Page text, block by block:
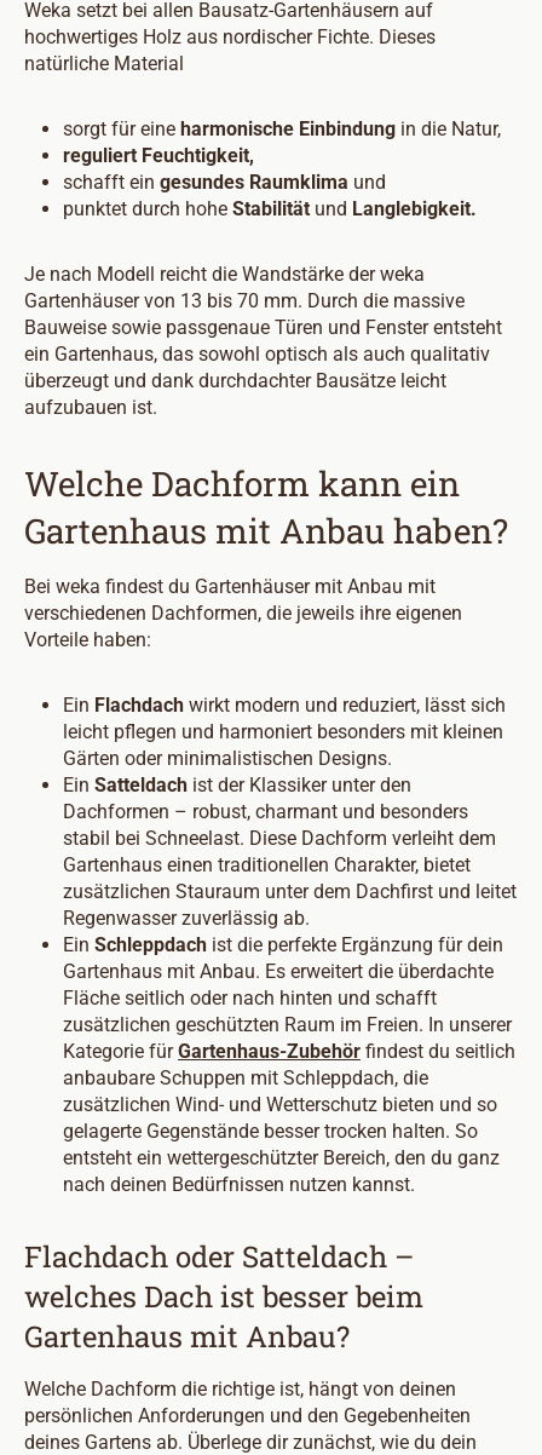
Weka setzt bei allen Bausatz-Gartenhäusern auf
hochwertiges Holz aus nordischer Fichte. Dieses
natürliche Material
sorgt für eine harmonische Einbindung in die Natur,
reguliert Feuchtigkeit,
schafft ein gesundes Raumklima und
punktet durch hohe Stabilität und Langlebigkeit.
Je nach Modell reicht die Wandstärke der weka
Gartenhäuser von 13 bis 70 mm. Durch die massive
Bauweise sowie passgenaue Türen und Fenster entsteht
ein Gartenhaus, das sowohl optisch als auch qualitativ
überzeugt und dank durchdachter Bausätze leicht
aufzubauen ist.
Welche Dachform kann ein
Gartenhaus mit Anbau haben?
Bei weka findest du Gartenhäuser mit Anbau mit
verschiedenen Dachformen, die jeweils ihre eigenen
Vorteile haben:
Ein Flachdach wirkt modern und reduziert, lässt sich
leicht pflegen und harmoniert besonders mit kleinen
Gärten oder minimalistischen Designs.
Ein Satteldach ist der Klassiker unter den
Dachformen – robust, charmant und besonders
stabil bei Schneelast. Diese Dachform verleiht dem
Gartenhaus einen traditionellen Charakter, bietet
zusätzlichen Stauraum unter dem Dachfirst und leitet
Regenwasser zuverlässig ab.
Ein Schleppdach ist die perfekte Ergänzung für dein
Gartenhaus mit Anbau. Es erweitert die überdachte
Fläche seitlich oder nach hinten und schafft
zusätzlichen geschützten Raum im Freien. In unserer
Kategorie fürGartenhaus-Zubehör findest du seitlich
anbaubare Schuppen mit Schleppdach, die
zusätzlichen Wind- und Wetterschutz bieten und so
gelagerte Gegenstände besser trocken halten. So
entsteht ein wettergeschützter Bereich, den du ganz
nach deinen Bedürfnissen nutzen kannst.
Flachdach oder Satteldach –
welches Dach ist besser beim
Gartenhaus mit Anbau?
Welche Dachform die richtige ist, hängt von deinen
persönlichen Anforderungen und den Gegebenheiten
deines Gartens ab. Überlege dir zunächst, wie du dein